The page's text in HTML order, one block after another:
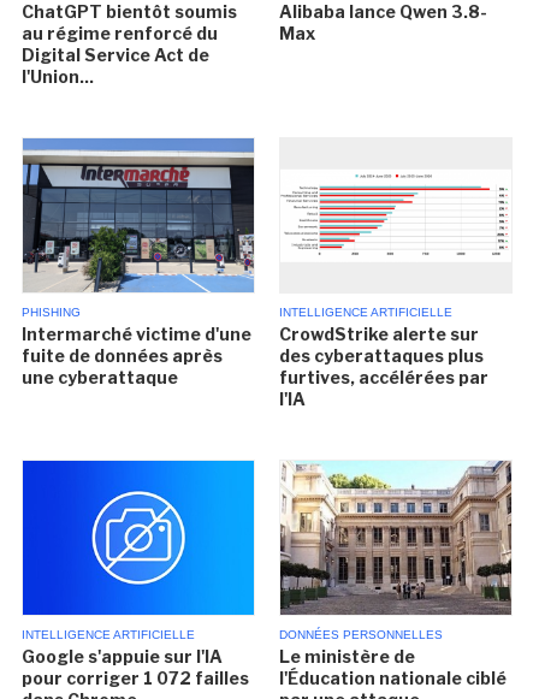
ChatGPT bientôt soumis
au régime renforcé du
Digital Service Act de
l'Union...
Alibaba lance Qwen 3.8-
Max
PHISHING
Intermarché victime d'une
fuite de données après
une cyberattaque
INTELLIGENCE ARTIFICIELLE
CrowdStrike alerte sur
des cyberattaques plus
furtives, accélérées par
l'IA
INTELLIGENCE ARTIFICIELLE
Google s'appuie sur l'IA
pour corriger 1 072 failles
DONNÉES PERSONNELLES
Le ministère de
l'Éducation nationale ciblé